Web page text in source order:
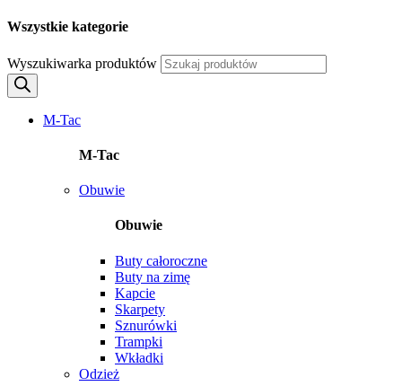
Wszystkie kategorie
Wyszukiwarka produktów
M-Tac
M-Tac
Obuwie
Obuwie
Buty całoroczne
Buty na zimę
Kapcie
Skarpety
Sznurówki
Trampki
Wkładki
Odzież